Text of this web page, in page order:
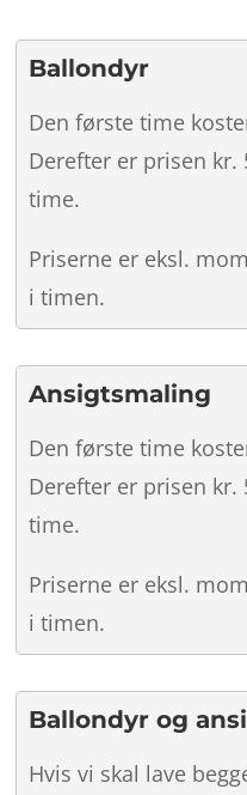
Ballondyr
Den første time
Derefter er prisen kr.
time.
Priserne er eksl.
i timen.
Ansigtsmaling
Den første time
Derefter er prisen kr.
time.
Priserne er eksl.
i timen.
Ballondyr og
Hvis vi skal lave